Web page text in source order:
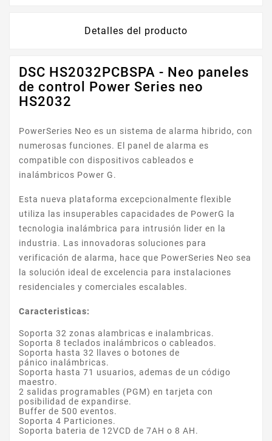
Detalles del producto
DSC HS2032PCBSPA - Neo paneles
de control Power Series neo
HS2032
PowerSeries Neo es un sistema de alarma hibrido, con
numerosas funciones. El panel de alarma es
compatible con dispositivos cableados e
inalámbricos Power G.
Esta nueva plataforma excepcionalmente flexible
utiliza las insuperables capacidades de PowerG la
tecnologia inalámbrica para intrusión lider en la
industria. Las innovadoras soluciones para
verificación de alarma, hace que PowerSeries Neo sea
la solución ideal de excelencia para instalaciones
residenciales y comerciales escalables.
Caracteristicas:
Soporta 32 zonas alambricas e inalambricas.
Soporta 8 teclados inalámbricos o cableados.
Soporta hasta 32 llaves o botones de
pánico inalámbricas.
Soporta hasta 71 usuarios, ademas de un código
maestro.
2 salidas programables (PGM) en tarjeta con
posibilidad de expandirse.
Buffer de 500 eventos.
Soporta 4 Particiones.
Soporta bateria de 12VCD de 7AH o 8 AH.